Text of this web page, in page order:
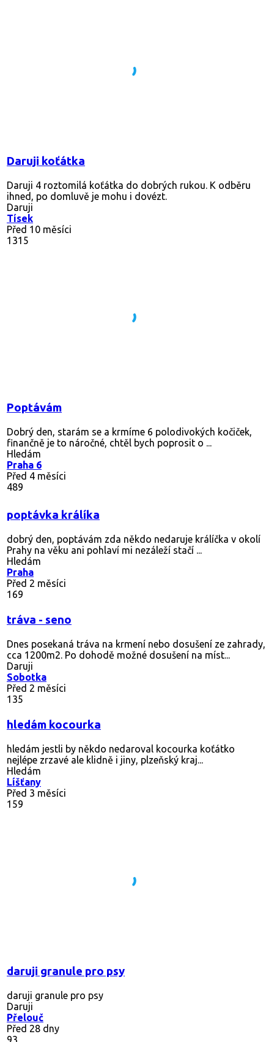
Daruji koťátka
Daruji 4 roztomilá koťátka do dobrých rukou. K odběru
ihned, po domluvě je mohu i dovézt.
Daruji
Tísek
Před 10 měsíci
1315
Poptávám
Dobrý den, starám se a krmíme 6 polodivokých kočiček,
finančně je to náročné, chtěl bych poprosit o ...
Hledám
Praha 6
Před 4 měsíci
489
poptávka králíka
dobrý den, poptávám zda někdo nedaruje králíčka v okolí
Prahy na věku ani pohlaví mi nezáleží stačí ...
Hledám
Praha
Před 2 měsíci
169
tráva - seno
Dnes posekaná tráva na krmení nebo dosušení ze zahrady,
cca 1200m2. Po dohodě možné dosušení na míst...
Daruji
Sobotka
Před 2 měsíci
135
hledám kocourka
hledám jestli by někdo nedaroval kocourka koťátko
nejlépe zrzavé ale klidně i jiny, plzeňský kraj...
Hledám
Líšťany
Před 3 měsíci
159
daruji granule pro psy
daruji granule pro psy
Daruji
Přelouč
Před 28 dny
93